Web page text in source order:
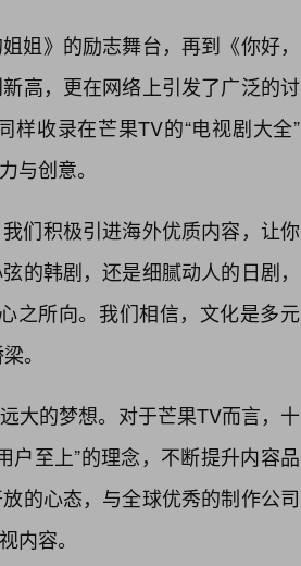
姐》的励志舞台，再到《你好，
高，更在网络上引发了广泛的讨
收录在芒果TV的“电视剧大全”
与创意。
们积极引进海外优质内容，让你
的韩剧，还是细腻动人的日剧，
之所向。我们相信，文化是多元
。
大的梦想。对于芒果TV而言，十
户至上”的理念，不断提升内容品
的心态，与全球优秀的制作公司
内容。